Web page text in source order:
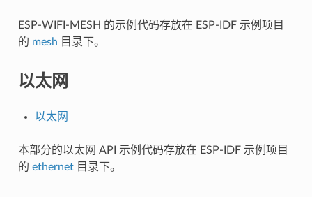
ESP-WIFI-MESH 的示例代码存放在 ESP-IDF 示例项目
的 mesh 目录下。
以太网
以太网
本部分的以太网 API 示例代码存放在 ESP-IDF 示例项目
的 ethernet目录下。